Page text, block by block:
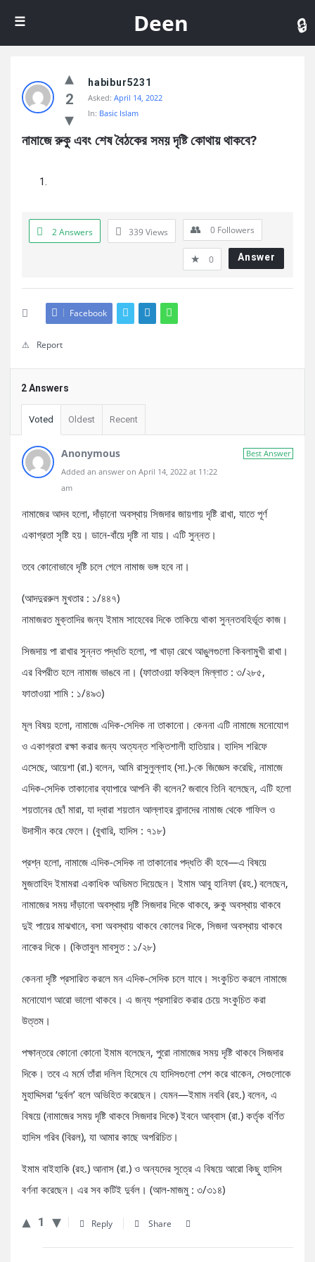
Deen
2
habibur5231
Asked: April 14, 2022
In: Basic Islam
নামাজে রুকু এবং শেষ বৈঠকের সময় দৃষ্টি কোথায় থাকবে?
2 Answers 339Views 0 Followers
0 Answer
Facebook
Report
2 Answers
Voted Oldest Recent
Best Answer
Anonymous
Added an answer on April 14, 2022 at 11:22
am
নামাজের আদব হলো, দাঁড়ানো অবস্থায় সিজদার জায়গায় দৃষ্টি রাখা, যাতে পূর্ণ
একাগ্রতা সৃষ্টি হয়। ডানে-বাঁয়ে দৃষ্টি না যায়। এটি সুন্নত।
তবে কোনোভাবে দৃষ্টি চলে গেলে নামাজ ভঙ্গ হবে না।
(আদদুররুল মুখতার : ১/৪৪৭)
নামাজরত মুক্তাদির জন্য ইমাম সাহেবের দিকে তাকিয়ে থাকা সুন্নতবহির্ভূত কাজ।
সিজদায় পা রাখার সুন্নত পদ্ধতি হলো, পা খাড়া রেখে আঙুলগুলো কিবলামুখী রাখা।
এর বিপরীত হলে নামাজ ভাঙবে না। (ফাতাওয়া ফকিহুল মিল্লাত : ৩/২৮৫,
ফাতাওয়া শামি : ১/৪৯৩)
মূল বিষয় হলো, নামাজে এদিক-সেদিক না তাকানো। কেননা এটি নামাজে মনোযোগ
ও একাগ্রতা রক্ষা করার জন্য অত্যন্ত শক্তিশালী হাতিয়ার। হাদিস শরিফে
এসেছে, আয়েশা (রা.) বলেন, আমি রাসুলুল্লাহ (সা.)-কে জিজ্ঞেস করেছি, নামাজে
এদিক-সেদিক তাকানোর ব্যাপারে আপনি কী বলেন? জবাবে তিনি বলেছেন, এটি হলো
শয়তানের ছোঁ মারা, যা দ্বারা শয়তান আল্লাহর বান্দাদের নামাজ থেকে গাফিল ও
উদাসীন করে ফেলে। (বুখারি, হাদিস : ৭১৮)
প্রশ্ন হলো, নামাজে এদিক-সেদিক না তাকানোর পদ্ধতি কী হবে—এ বিষয়ে
মুজতাহিদ ইমামরা একাধিক অভিমত দিয়েছেন। ইমাম আবু হানিফা (রহ.) বলেছেন,
নামাজের সময় দাঁড়ানো অবস্থায় দৃষ্টি সিজদার দিকে থাকবে, রুকু অবস্থায় থাকবে
দুই পায়ের মাঝখানে, বসা অবস্থায় থাকবে কোলের দিকে, সিজদা অবস্থায় থাকবে
নাকের দিকে। (কিতাবুল মাবসুত : ১/২৮)
কেননা দৃষ্টি প্রসারিত করলে মন এদিক-সেদিক চলে যাবে। সংকুচিত করলে নামাজে
মনোযোগ আরো ভালো থাকবে। এ জন্য প্রসারিত করার চেয়ে সংকুচিত করা
উত্তম।
পক্ষান্তরে কোনো কোনো ইমাম বলেছেন, পুরো নামাজের সময় দৃষ্টি থাকবে সিজদার
দিকে। তবে এ মর্মে তাঁরা দলিল হিসেবে যে হাদিসগুলো পেশ করে থাকেন, সেগুলোকে
মুহাদ্দিসরা ‘দুর্বল’ বলে অভিহিত করেছেন। যেমন—ইমাম নববি (রহ.) বলেন, এ
বিষয়ে (নামাজের সময় দৃষ্টি থাকবে সিজদার দিকে) ইবনে আব্বাস (রা.) কর্তৃক বর্ণিত
হাদিস গরিব (বিরল), যা আমার কাছে অপরিচিত।
ইমাম বাইহাকি (রহ.) আনাস (রা.) ও অন্যদের সূত্রে এ বিষয়ে আরো কিছু হাদিস
বর্ণনা করেছেন। এর সব কটিই দুর্বল। (আল-মাজমু : ৩/৩১৪)
1 Reply Share